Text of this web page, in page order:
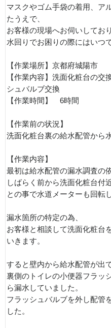
マスクやゴム手袋の着用、ア
たうえで、
お客様の現場へお伺いしてお
水回りでお困りの際にはいつ
【作業場所】京都府城陽市
【作業内容】洗面化粧台の
シュバルブ交換
【作業時間】 6時間
【作業前の状況】
洗面化粧台裏の給水配管から
【作業内容】
最初は給水配管の漏水調査の
しばらく前から洗面化粧台付
との事で水道メーターも回転
漏水箇所の特定の為、
お客様と相談して洗面化粧台
いきます。
すると壁内から給水配管が出
裏側のトイレの小便器フラッ
ら漏水していました。
フラッシュバルブを外し配管
した。